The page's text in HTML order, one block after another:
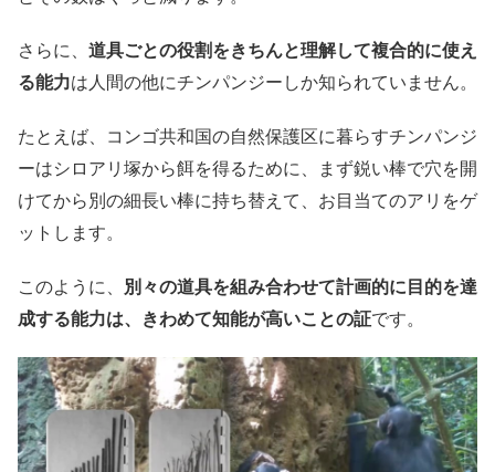
さらに、 道具ごとの役割をきちんと理解して複合的に使え
る能力は人間の他にチンパンジーしか知られていません。
たとえば、コンゴ共和国の自然保護区に暮らすチンパンジ
ーはシロアリ塚から餌を得るために、まず鋭い棒で穴を開
けてから別の細長い棒に持ち替えて、お目当てのアリをゲ
ットします。
このように、 別々の道具を組み合わせて計画的に目的を達
成する能力は、きわめて知能が高いことの証です。